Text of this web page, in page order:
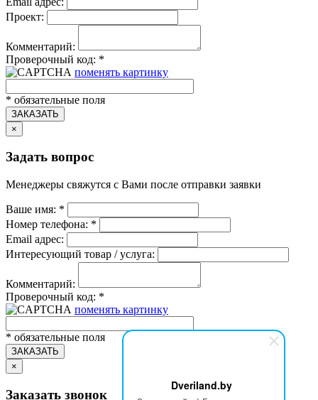
Dveriland.by
Проект:
Комментарий:
Проверочный код: *
поменять картинку
* обязательные поля
ЗАКАЗАТЬ
×
Задать вопрос
Менеджеры свяжутся с Вами после отправки заявки
Ваше имя: *
Номер телефона: *
Email адрес:
Интересующий товар / услуга:
Комментарий:
Проверочный код: *
поменять картинку
* обязательные поля
ЗАКАЗАТЬ
×
Заказать звонок